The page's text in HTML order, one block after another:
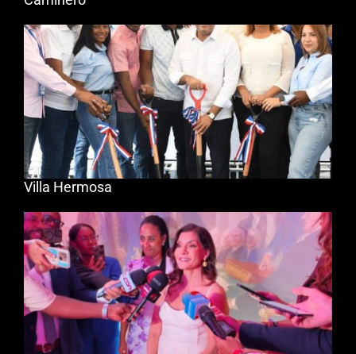
Villa Hermosa